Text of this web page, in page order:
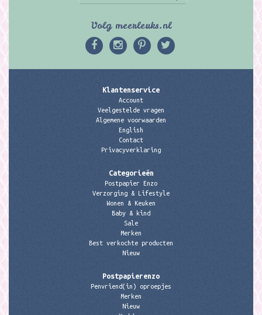
Volg meerleuks.nl
Klantenservice
Account
Veelgestelde vragen
Algemene voorwaarden
English
Contact
Privacyverklaring
Categorieën
Postpapier Enzo
Verzorging & Lifestyle
Wonen & Keuken
Baby & kind
Sale
Merken
Best verkochte producten
Nieuw
Postpapierenzo
Penvriend(in) oproepjes
Merken
Nieuw